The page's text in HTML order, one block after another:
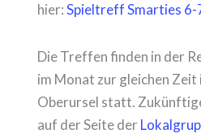
hier:Spieltreff Smarties 6-
Die Treffen finden in der
im Monat zur gleichen Zeit
Oberursel statt.
auf der Seite der